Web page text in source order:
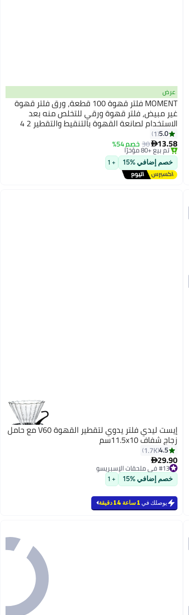
عرض
MOMENT فلتر قهوة 100 قطعة، ورق فلتر قهوة
غير مبيض، فلتر قهوة ورقي للتخلص منه بعد
الاستخدام لصانعة القهوة بالتنقيط والتقطير 2 4
أكواب
5.0
1
13.58
30خصم 54%
توصيل مجاني
تم بيع +80 مؤخرًا
توصيل مجاني
خصم إضافي %15 + 1
إيست ليدي فلتر يدوي لتقطير القهوة V60 مع حامل
زجاج شفاف 11.5x10سم
4.5
1.7K
29.90
#13 في ملحقات الإسبريسو
#13 في ملحقات الإسبريسو
خصم إضافي %15 + 1
يوصلك في 1 ساعة 14 دقيقة